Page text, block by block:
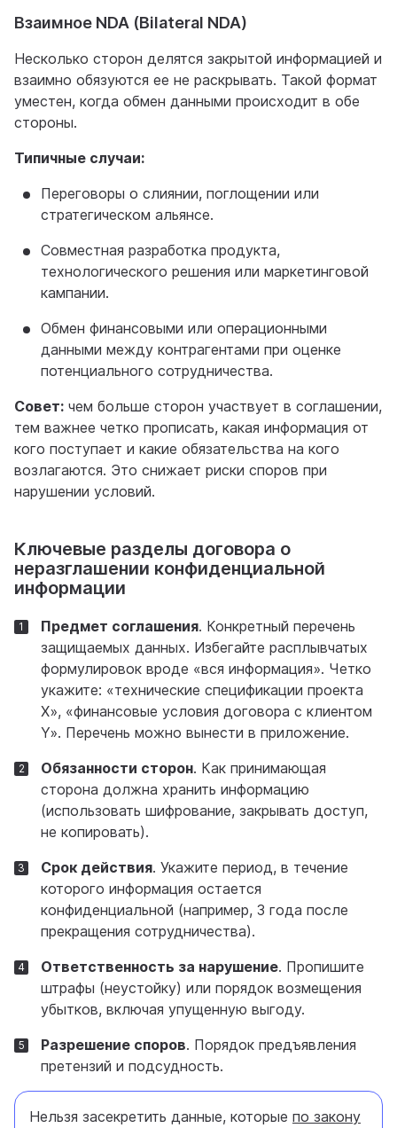
Взаимное NDA (Bilateral NDA)
Несколько сторон делятся закрытой информацией и
взаимно обязуются ее не раскрывать. Такой формат
уместен, когда обмен данными происходит в обе
стороны.
Типичные случаи:
Переговоры о слиянии, поглощении или
стратегическом альянсе.
Совместная разработка продукта,
технологического решения или маркетинговой
кампании.
Обмен финансовыми или операционными
данными между контрагентами при оценке
потенциального сотрудничества.
Совет: чем больше сторон участвует в соглашении,
тем важнее четко прописать, какая информация от
кого поступает и какие обязательства на кого
возлагаются. Это снижает риски споров при
нарушении условий.
Ключевые разделы договора о
неразглашении конфиденциальной
информации
Предмет соглашения. Конкретный перечень
защищаемых данных. Избегайте расплывчатых
формулировок вроде «вся информация». Четко
укажите: «технические спецификации проекта
X», «финансовые условия договора с клиентом
Y». Перечень можно вынести в приложение.
Обязанности сторон. Как принимающая
сторона должна хранить информацию
(использовать шифрование, закрывать доступ,
не копировать).
Срок действия. Укажите период, в течение
которого информация остается
конфиденциальной (например, 3 года после
прекращения сотрудничества).
Ответственность за нарушение. Пропишите
штрафы (неустойку) или порядок возмещения
убытков, включая упущенную выгоду.
Разрешение споров. Порядок предъявления
претензий и подсудность.
Нельзя засекретить данные, которые по закону